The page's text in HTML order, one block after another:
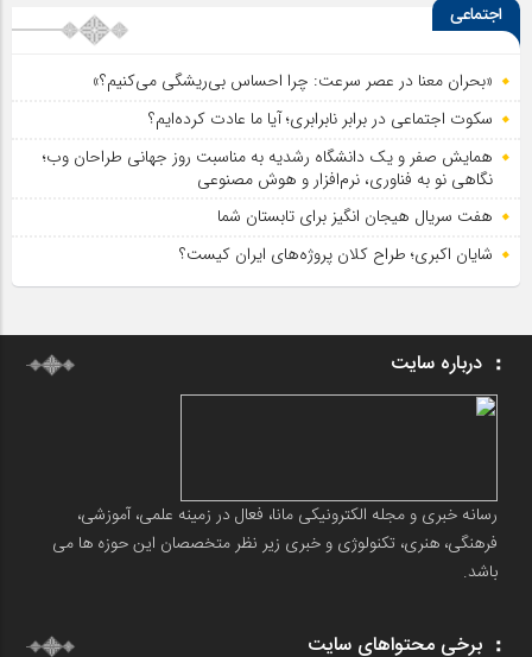
اجتماعی
«بحران معنا در عصر سرعت: چرا احساس بی‌ریشگی می‌کنیم؟»
سکوت اجتماعی در برابر نابرابری؛ آیا ما عادت کرده‌ایم؟
همایش صفر و یک دانشگاه رشدیه به مناسبت روز جهانی طراحان وب؛
نگاهی نو به فناوری، نرم‌افزار و هوش مصنوعی
هفت سریال هیجان انگیز برای تابستان شما
شایان اکبری؛ طراح کلان پروژه‌های ایران کیست؟
درباره سایت
رسانه خبری و مجله الکترونیکی مانا، فعال در زمینه علمی، آموزشی،
فرهنگی، هنری، تکنولوژی و خبری زیر نظر متخصصان این حوزه ها می
باشد.
برخی محتواهای سایت